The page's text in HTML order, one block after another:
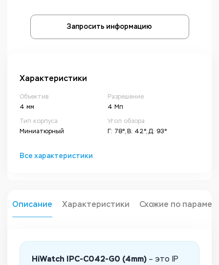
Запросить информацию
Характеристики
Объектив
4 мм
Разрешение
4 Мп
Тип корпуса
Миниатюрный
Угол обзора
Г: 78°, В: 42°, Д: 93°
Все характеристики
Описание Характеристики Схожие по
HiWatch IPC-C042-G0 (4mm) – это IP